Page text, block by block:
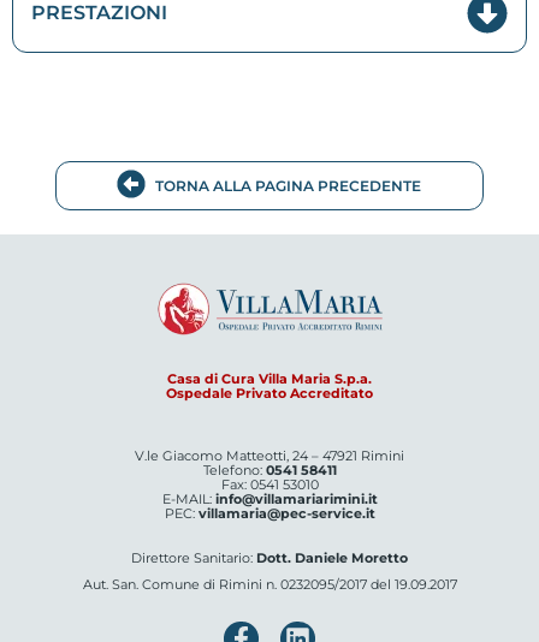
PRESTAZIONI
TORNA ALLA PAGINA PRECEDENTE
Casa di Cura Villa Maria S.p.a.
Ospedale Privato Accreditato
V.le Giacomo Matteotti, 24 – 47921 Rimini
Telefono: 0541 58411
Fax: 0541 53010
E-MAIL: info@villamariarimini.it
PEC: villamaria@pec-service.it
Direttore Sanitario: Dott. Daniele Moretto
Aut. San. Comune di Rimini n. 0232095/2017 del 19.09.2017